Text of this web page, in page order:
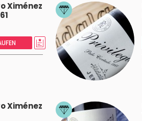
Ximénez
Ximénez